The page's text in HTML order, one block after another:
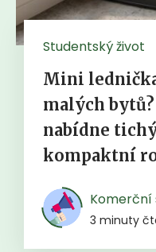
Studentský život
Mini
malých
nabídne
kompaktní
Komerční
3 minuty